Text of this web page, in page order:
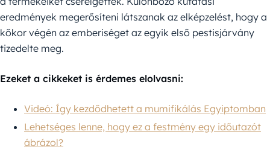
eredmények megerősíteni látszanak az elképzelést, hogy a
kőkor végén az emberiséget az egyik első pestisjárvány
tizedelte meg.
Ezeket a cikkeket is érdemes elolvasni:
Videó: Így kezdődhetett a mumifikálás Egyiptomban
Lehetséges lenne, hogy ez a festmény egy időutazót
ábrázol?